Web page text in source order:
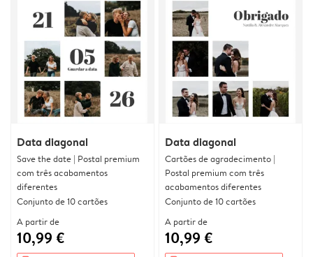
Data diagonal
Save the date | Postal premium
com três acabamentos
diferentes
Conjunto de 10 cartões
A partir de
10,99 €
Data diagonal
Cartões de agradecimento |
Postal premium com três
acabamentos diferentes
Conjunto de 10 cartões
A partir de
10,99 €